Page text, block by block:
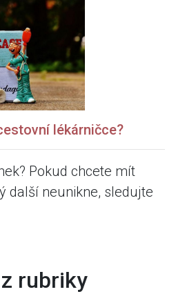
lékárničce?
Pokud chcete mít
další neunikne, sledujte
rubriky